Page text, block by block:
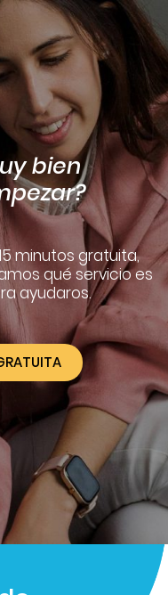
bien
minutos gratuita,
qué servicio es
ayudaros.